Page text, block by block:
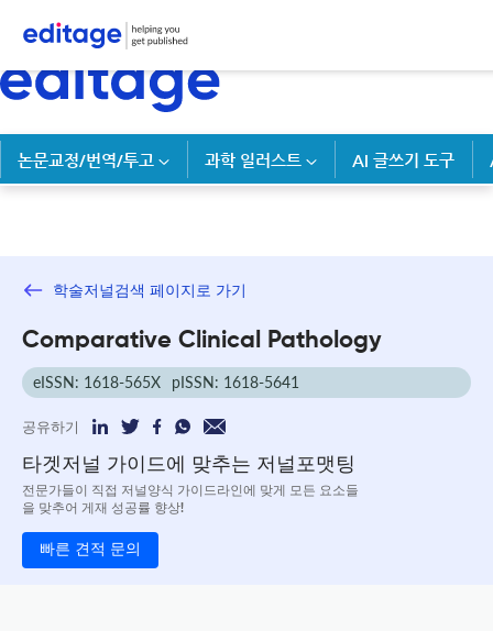
논문교정/번역/투고 과학 일러스트 AI 글쓰기 도구
학술저널검색 페이지로 가기
Comparative Clinical Pathology
eISSN: 1618-565X pISSN: 1618-5641
공유하기
타겟저널 가이드에 맞추는 저널포맷팅
전문가들이 직접 저널양식 가이드라인에 맞게 모든 요소들
을 맞추어 게재 성공률 향상!
빠른 견적 문의